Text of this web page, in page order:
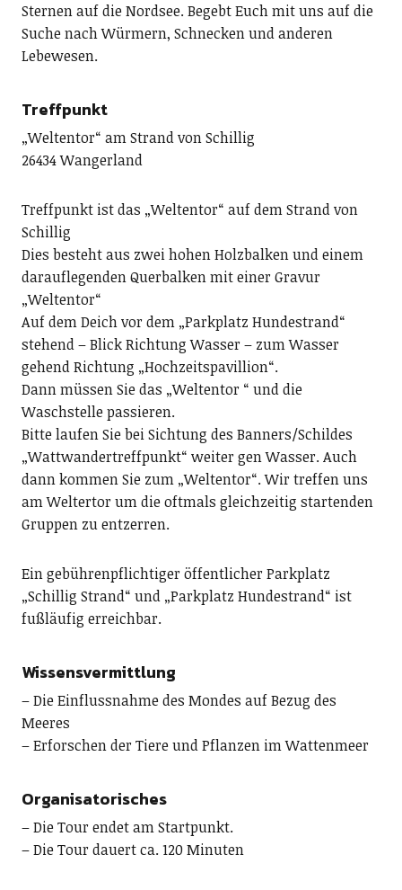
Sternen auf die Nordsee. Begebt Euch mit uns auf die
Suche nach Würmern, Schnecken und anderen
Lebewesen.
Treffpunkt
„Weltentor“ am Strand von Schillig
26434 Wangerland
Treffpunkt ist das „Weltentor“ auf dem Strand von
Schillig
Dies besteht aus zwei hohen Holzbalken und einem
darauflegenden Querbalken mit einer Gravur
„Weltentor“
Auf dem Deich vor dem „Parkplatz Hundestrand“
stehend – Blick Richtung Wasser – zum Wasser
gehend Richtung „Hochzeitspavillion“.
Dann müssen Sie das „Weltentor “ und die
Waschstelle passieren.
Bitte laufen Sie bei Sichtung des Banners/Schildes
„Wattwandertreffpunkt“ weiter gen Wasser. Auch
dann kommen Sie zum „Weltentor“. Wir treffen uns
am Weltertor um die oftmals gleichzeitig startenden
Gruppen zu entzerren.
Ein gebührenpflichtiger öffentlicher Parkplatz
„Schillig Strand“ und „Parkplatz Hundestrand“ ist
fußläufig erreichbar.
Wissensvermittlung
– Die Einflussnahme des Mondes auf Bezug des
Meeres
– Erforschen der Tiere und Pflanzen im Wattenmeer
Organisatorisches
– Die Tour endet am Startpunkt.
– Die Tour dauert ca. 120 Minuten